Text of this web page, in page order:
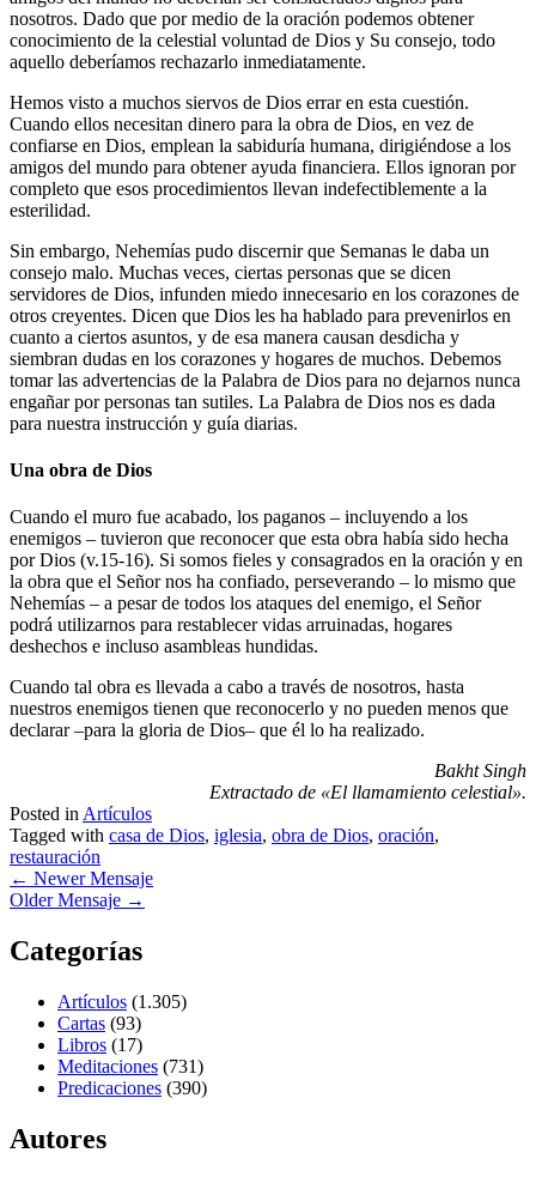
nosotros. Dado que por medio de la oración podemos obtener
conocimiento de la celestial voluntad de Dios y Su consejo, todo
aquello deberíamos rechazarlo inmediatamente.
Hemos visto a muchos siervos de Dios errar en esta cuestión.
Cuando ellos necesitan dinero para la obra de Dios, en vez de
confiarse en Dios, emplean la sabiduría humana, dirigiéndose a los
amigos del mundo para obtener ayuda financiera. Ellos ignoran por
completo que esos procedimientos llevan indefectiblemente a la
esterilidad.
Sin embargo, Nehemías pudo discernir que Semanas le daba un
consejo malo. Muchas veces, ciertas personas que se dicen
servidores de Dios, infunden miedo innecesario en los corazones de
otros creyentes. Dicen que Dios les ha hablado para prevenirlos en
cuanto a ciertos asuntos, y de esa manera causan desdicha y
siembran dudas en los corazones y hogares de muchos. Debemos
tomar las advertencias de la Palabra de Dios para no dejarnos nunca
engañar por personas tan sutiles. La Palabra de Dios nos es dada
para nuestra instrucción y guía diarias.
Una obra de Dios
Cuando el muro fue acabado, los paganos – incluyendo a los
enemigos – tuvieron que reconocer que esta obra había sido hecha
por Dios (v.15-16). Si somos fieles y consagrados en la oración y en
la obra que el Señor nos ha confiado, perseverando – lo mismo que
Nehemías – a pesar de todos los ataques del enemigo, el Señor
podrá utilizarnos para restablecer vidas arruinadas, hogares
deshechos e incluso asambleas hundidas.
Cuando tal obra es llevada a cabo a través de nosotros, hasta
nuestros enemigos tienen que reconocerlo y no pueden menos que
declarar –para la gloria de Dios– que él lo ha realizado.
Bakht Singh
Extractado de «El llamamiento celestial».
Posted in Artículos
Tagged with casa de Dios, iglesia, obra de Dios, oración,
restauración
← Newer Mensaje
Older Mensaje →
Categorías
Artículos (1.305)
Cartas (93)
Libros (17)
Meditaciones (731)
Predicaciones (390)
Autores